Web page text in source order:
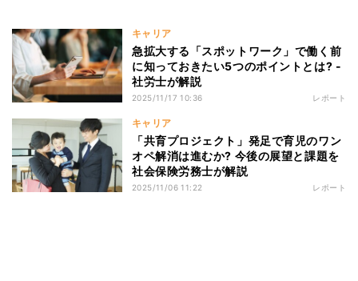
キャリア
急拡大する「スポットワーク」で働く前
に知っておきたい5つのポイントとは? -
社労士が解説
2025/11/17 10:36 レポート
キャリア
「共育プロジェクト」発足で育児のワン
オペ解消は進むか? 今後の展望と課題を
社会保険労務士が解説
2025/11/06 11:22 レポート